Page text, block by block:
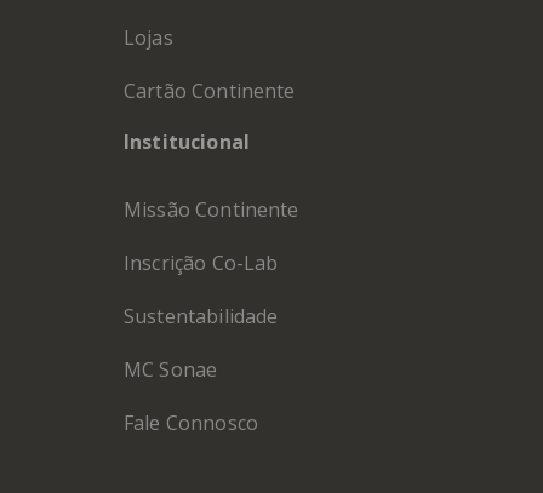
Lojas
Cartão Continente
Institucional
Missão Continente
Inscrição Co-Lab
Sustentabilidade
MC Sonae
Fale Connosco